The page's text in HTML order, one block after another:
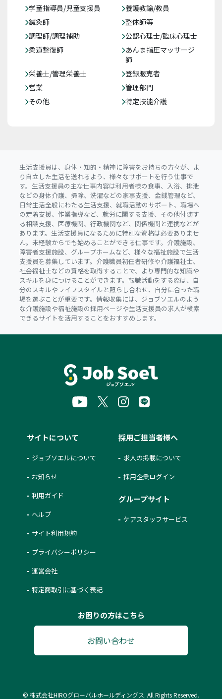
学童指導員/児童支援員
養護教諭/教員
鍼灸師
整体師等
調理師/調理補助
公認心理士/臨床心理士
柔道整復師
あんま指圧マッサージ
師
栄養士/管理栄養士
登録販売者
営業
管理部門
その他
特定技能介護
生活支援員は、身体・知的・精神に障害をお持ちの方々が、よ
り自立した生活を送れるよう、様々なサポートを行う仕事で
す。生活支援員の主な仕事内容は利用者様の食事、入浴、排泄
などの身体介護、掃除、洗濯などの家事支援、金銭管理など、
日常生活全般にわたる生活支援、就職活動のサポート、職場へ
の定着支援、作業指導など、就労に関する支援、その他付随す
る相談支援、医療機関、行政機関など、関係機関と連携などが
あります。生活支援員になるために特別な資格は必要ありませ
ん。未経験からでも始めることができる仕事です。介護施設、
障害者支援施設、グループホームなど、様々な福祉施設で生活
支援員を募集しています。介護職員初任者研修や介護福祉士、
社会福祉士などの資格を取得することで、より専門的な知識や
スキルを身につけることができます。転職活動をする際は、自
分のスキルやライフスタイルと照らし合わせ、自分に合った職
場を選ぶことが重要です。情報収集には、ジョブソエルのよう
な介護施設や福祉施設の採用ページや生活支援員の求人が検索
できるサイトを活用することをおすすめします。
サイトについて
ジョブソエルについて
お知らせ
利用ガイド
ヘルプ
サイト利用規約
プライバシーポリシー
運営会社
特定商取引に基づく表記
採用ご担当者様へ
求人の掲載について
採用企業ログイン
グループサイト
ケアスタッフサービス
お困りの方はこちら
お問い合わせ
© 株式会社HIROグローバルホールディングス. All Rights Reserved.